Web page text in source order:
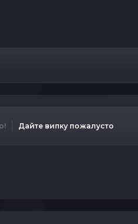
Дайте випку пожалусто